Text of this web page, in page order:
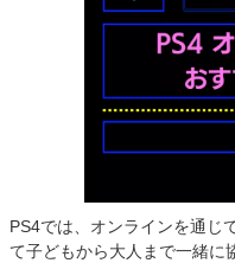
PS4では、オンラインを通じ
て子どもから大人まで一緒に